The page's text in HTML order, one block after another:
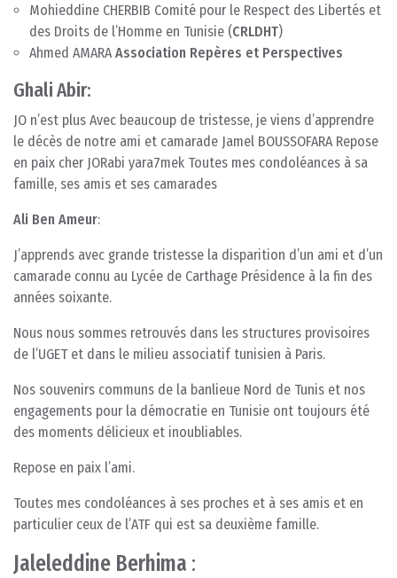
Mohieddine CHERBIB Comité pour le Respect des Libertés et
des Droits de l’Homme en Tunisie (CRLDHT)
Ahmed AMARAAssociation Repères et Perspectives
GhaliAbir:
JO n’est plus Avec beaucoup de tristesse, je viens d’apprendre
le décès de notre ami et camarade Jamel BOUSSOFARA Repose
en paix cher JORabi yara7mek Toutes mes condoléances à sa
famille, ses amis et ses camarades
Ali Ben Ameur:
J’apprends avec grande tristesse la disparition d’un ami et d’un
camarade connu au Lycée de Carthage Présidence à la fin des
années soixante.
Nous nous sommes retrouvés dans les structures provisoires
de l’UGET et dans le milieu associatif tunisien à Paris.
Nos souvenirs communs de la banlieue Nord de Tunis et nos
engagements pour la démocratie en Tunisie ont toujours été
des moments délicieux et inoubliables.
Repose en paix l’ami.
Toutes mes condoléances à ses proches et à ses amis et en
particulier ceux de l’ATF qui est sa deuxième famille.
Jaleleddine Berhima :